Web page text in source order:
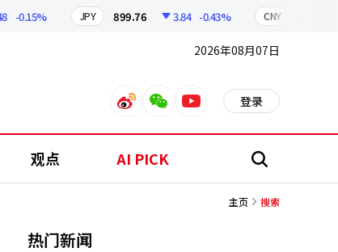
-0.15% JPY 899.76 3.84 -0.43% CNY
2026年08月07日
weiboweixinyoutube 登录
观点 AI PICK 搜
主页 搜索
热门新闻